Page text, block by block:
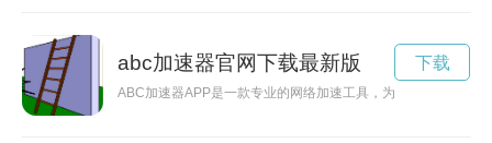
abc加速器官网下载最新版
ABC加速器APP是一款专业的网络加速工具，为用户提供快速
下载